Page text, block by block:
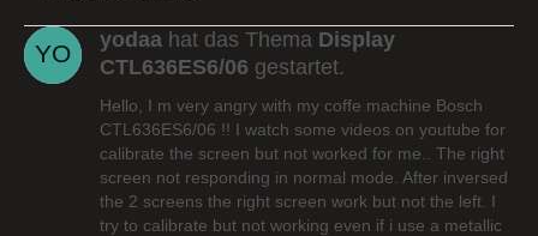
yodaa hat das Thema Display
CTL636ES6/06 gestartet.
Hello, I m very angry with my coffe machine Bosch
CTL636ES6/06 !! I watch some videos on youtube for
calibrate the screen but not worked for me.. The right
screen not responding in normal mode. After inversed
the 2 screens the right screen work but not the left. I
try to calibrate but not working even if i use a metallic